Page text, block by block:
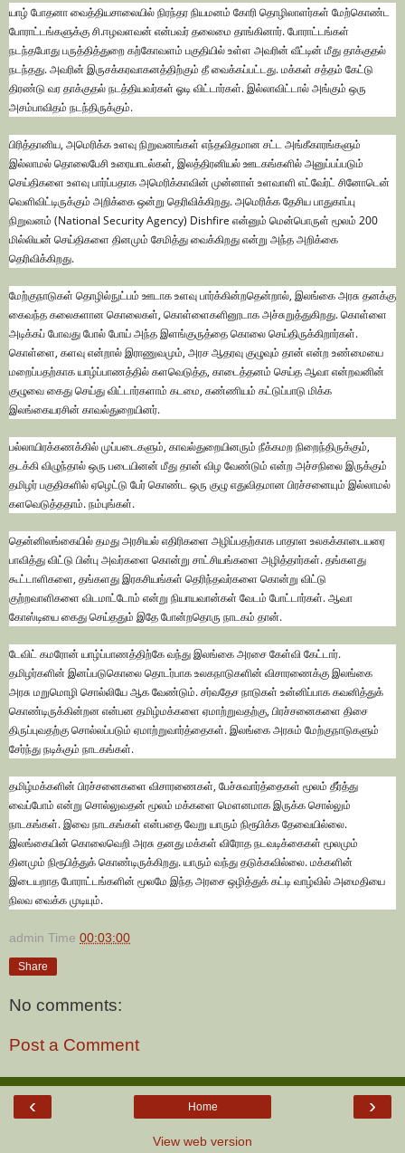
யாழ் போதனா வைத்தியசாலையில் நிரந்தர நியமனம் கோரி தொழிலாளர்கள் மேற்கொண்ட
போராட்டங்களுக்கு சி.ஈழவளவன் என்பவர் தலைமை தாங்கினார். போராட்டங்கள்
நடந்தபோது பருத்தித்துறை கற்கோவளம் பகுதியில் உள்ள அவரின் வீட்டின் மீது தாக்குதல்
நடந்தது. அவரின் இருசக்கரவாகனத்திற்கும் தீ வைக்கப்பட்டது. மக்கள் சத்தம் கேட்டு
திரண்டு வர தாக்குதல் நடத்தியவர்கள் ஓடி விட்டார்கள். இல்லாவிட்டால் அங்கும் ஒரு
அசம்பாவிதம் நடந்திருக்கும்.
பிரித்தானிய, அமெரிக்க உளவு நிறுவனங்கள் எந்தவிதமான சட்ட அங்கீகாரங்களும்
இல்லாமல் தொலைபேசி உரையாடல்கள், இலத்திரனியல் ஊடகங்களில் அனுப்பப்படும்
செய்திகளை உளவு பார்ப்பதாக அமெரிக்காவின் முன்னாள் உளவாளி எட்வேர்ட் சினோடென்
வெளிவிட்டிருக்கும் அறிக்கை ஒன்று தெரிவிக்கிறது. அமெரிக்க தேசிய பாதுகாப்பு
நிறுவனம் (National Security Agency) Dishfire என்னும் மென்பொருள் மூலம் 200
மில்லியன் செய்திகளை தினமும் சேமித்து வைக்கிறது என்று அந்த அறிக்கை
தெரிவிக்கிறது.
மேற்குநாடுகள் தொழில்நுட்பம் ஊடாக உளவு பார்க்கின்றதென்றால், இலங்கை அரசு தனக்கு
கைவந்த கலைகளான கொலைகள், கொள்ளைகளினூடாக அச்சுறுத்துகிறது. கொள்ளை
அடிக்கப் போவது போல் போய் அந்த இளங்குருத்தை கொலை செய்திருக்கிறார்கள்.
கொள்ளை, களவு என்றால் இராணுவமும், அரச ஆதரவு குழுவும் தான் என்ற உண்மையை
மறைப்பதற்காக யாழ்ப்பாணத்தில் களவெடுத்த, காடைத்தனம் செய்த ஆவா என்றவனின்
குழுவை கைது செய்து விட்டார்களாம் கடமை, கண்ணியம் கட்டுப்பாடு மிக்க
இலங்கையரசின் காவல்துறையினர்.
பல்லாயிரக்கணக்கில் முப்படைகளும், காவல்துறையினரும் நீக்கமற நிறைந்திருக்கும்,
தடக்கி விழுந்தால் ஒரு படையினன் மீது தான் விழ வேண்டும் என்ற அச்சநிலை இருக்கும்
தமிழர் பகுதிகளில் ஏழெட்டு பேர் கொண்ட ஒரு குழு எதுவிதமான பிரச்சனையும் இல்லாமல்
களவெடுத்ததாம். நம்புங்கள்.
தென்னிலங்கையில் தமது அரசியல் எதிரிகளை அழிப்பதற்காக பாதாள உலகக்காடையரை
பாவித்து விட்டு பின்பு அவர்களை கொன்று சாட்சியங்களை அழித்தார்கள். தங்களது
கூட்டாளிகளை, தங்களது இரகசியங்கள் தெரிந்தவர்களை கொன்று விட்டு
குற்றவாளிகளை விடமாட்டோம் என்று நியாயவான்கள் வேடம் போட்டார்கள். ஆவா
கோஸ்டியை கைது செய்ததும் இதே போன்றதொரு நாடகம் தான்.
டேவிட் கமரோன் யாழ்ப்பாணத்திற்கே வந்து இலங்கை அரசை கேள்வி கேட்டார்.
தமிழர்களின் இனப்படுகொலை தொடர்பாக உலகநாடுகளின் விசாரணைக்கு இலங்கை
அரசு மறுமொழி சொல்லியே ஆக வேண்டும். சர்வதேச நாடுகள் உன்னிப்பாக கவனித்துக்
கொண்டிருக்கின்றன என்பன தமிழ்மக்களை ஏமாற்றுவதற்கு, பிரச்சனைகளை திசை
திருப்புவதற்கு சொல்லப்படும் ஏமாற்றுவார்த்தைகள். இலங்கை அரசும் மேற்குநாடுகளும்
சேர்ந்து நடிக்கும் நாடகங்கள்.
தமிழ்மக்களின் பிரச்சனைகளை விசாரணைகள், பேச்சுவார்த்தைகள் மூலம் தீர்த்து
வைப்போம் என்று சொல்லுவதன் மூலம் மக்களை மெளனமாக இருக்க சொல்லும்
நாடகங்கள். இவை நாடகங்கள் என்பதை வேறு யாரும் நிரூபிக்க தேவையில்லை.
இலங்கையின் கொலைவெறி அரசு தனது மக்கள் விரோத நடவடிக்கைகள் மூலமும்
தினமும் நிரூபித்துக் கொண்டிருக்கிறது. யாரும் வந்து தடுக்கவில்லை. மக்களின்
இடையறாத போராட்டங்களின் மூலமே இந்த அரசை ஒழித்துக் கட்டி வாழ்வில் அமைதியை
நிலவ வைக்க முடியும்.
admin Time 00:03:00
Share
No comments:
Post a Comment
‹ ›
Home
View web version